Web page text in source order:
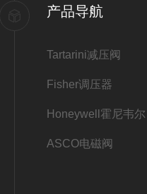
产品导航
Tartarini减压阀
Fisher调压器
Honeywell霍尼韦尔
ASCO电磁阀